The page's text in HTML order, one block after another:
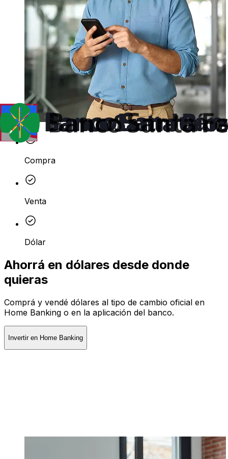
Compra
Venta
Dólar
Ahorrá en dólares desde donde
quieras
Comprá y vendé dólares al tipo de cambio oficial en
Home Banking o en la aplicación del banco.
Invertir en Home Banking